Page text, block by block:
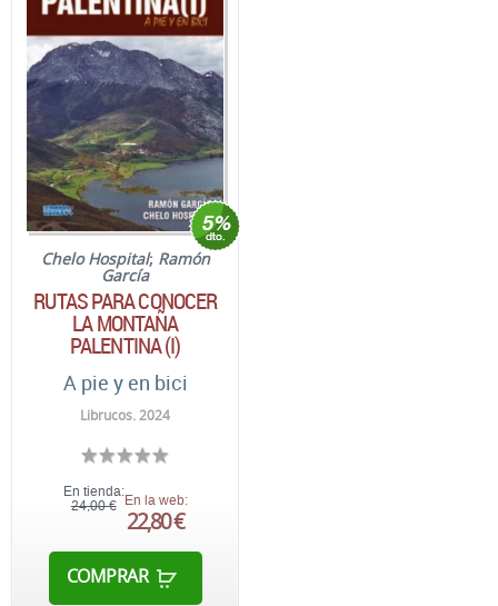
Chelo Hospital; Ramón
García
RUTAS PARA CONOCER
LA MONTAÑA
PALENTINA (I)
A pie y en bici
Librucos. 2024
En tienda:
24,00 € En la web:
22,80 €
COMPRAR